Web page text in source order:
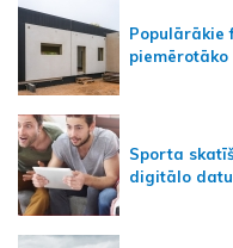
Populārākie
piemērotāko
Sporta
digitālo